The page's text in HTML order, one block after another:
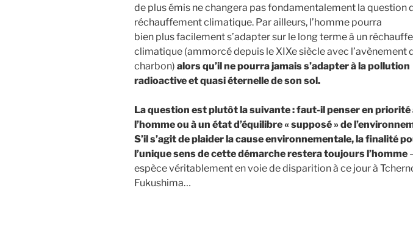
de plus émis ne changera pas fondamentalement la question
réchauffement climatique. Par ailleurs, l’homme pourra
bien plus facilement s’adapter sur le long terme à un
climatique (ammorcé depuis le XIXe siècle avec l’avènement
charbon) alors qu’il ne pourra jamais s’adapter à la pollution
radioactive et quasi éternelle de son sol.
La question est plutôt la suivante : faut-il penser en priorité
l’homme ou à un état d’équilibre « supposé » de
S’il s’agit de plaider la cause environnementale, la finalité
l’unique sens de cette démarche restera toujours l’homme
espèce véritablement en voie de disparition à ce jour à
Fukushima…